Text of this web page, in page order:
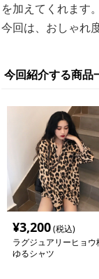
を加えてくれます。
今回は、おしゃれ
今回紹介する商品
¥3,200(税込)
ラグジュアリーヒョウ
ゆるシャツ